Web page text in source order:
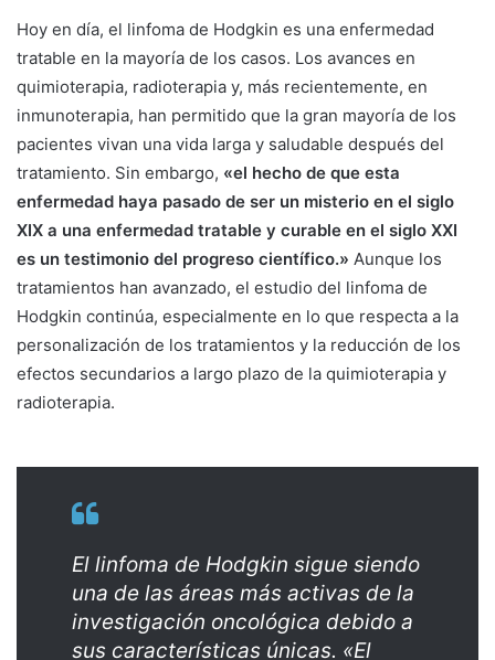
Hoy en día, el linfoma de Hodgkin es una enfermedad
tratable en la mayoría de los casos. Los avances en
quimioterapia, radioterapia y, más recientemente, en
inmunoterapia, han permitido que la gran mayoría de los
pacientes vivan una vida larga y saludable después del
tratamiento. Sin embargo, «el hecho de que esta
enfermedad haya pasado de ser un misterio en el siglo
XIX a una enfermedad tratable y curable en el siglo XXI
es un testimonio del progreso científico.» Aunque los
tratamientos han avanzado, el estudio del linfoma de
Hodgkin continúa, especialmente en lo que respecta a la
personalización de los tratamientos y la reducción de los
efectos secundarios a largo plazo de la quimioterapia y
radioterapia.
El linfoma de Hodgkin sigue siendo
una de las áreas más activas de la
investigación oncológica debido a
sus características únicas. «El